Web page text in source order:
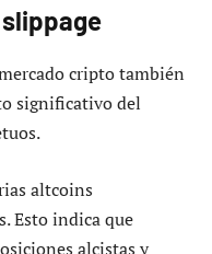
cripto también
significativo del
altcoins
Esto indica que
alcistas y